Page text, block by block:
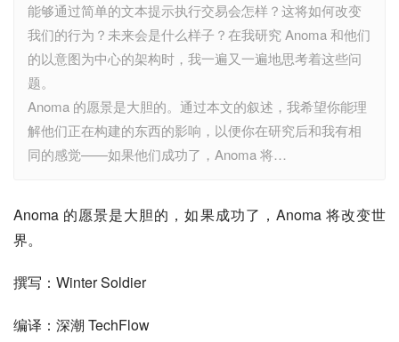
能够通过简单的文本提示执行交易会怎样？这将如何改变
我们的行为？未来会是什么样子？在我研究 Anoma 和他们
的以意图为中心的架构时，我一遍又一遍地思考着这些问
题。
Anoma 的愿景是大胆的。通过本文的叙述，我希望你能理
解他们正在构建的东西的影响，以便你在研究后和我有相
同的感觉——如果他们成功了，Anoma 将…
Anoma 的愿景是大胆的，如果成功了，Anoma 将改变世
界。
撰写：Winter Soldier
编译：深潮 TechFlow